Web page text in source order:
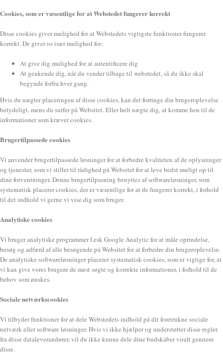
Cookies, som er væsentlige for at Webstedet fungerer korrekt
Disse cookies giver mulighed for at Webstedets vigtigste funktioner fungerer
korrekt. De giver os især mulighed for:
At give dig mulighed for at autentificere dig
At genkende dig, når du vender tilbage til webstedet, så du ikke skal
begynde forfra hver gang.
Hvis du nægter placeringen af disse cookies, kan det forringe din brugeroplevelse
betydeligt, mens du surfer på Websitet. Eller helt nægte dig, at komme hen til de
informationer som kræver cookies.
Brugertilpassede cookies
Vi anvender brugertilpassede løsninger for at forbedre kvaliteten af de oplysninger
og tjenester, som vi stiller til rådighed på Websitet for at leve bedst muligt op til
dine forventninger. Denne brugertilpasning benyttes af softwareløsninger, som
systematisk placerer cookies, der er væsentlige for at de fungerer korrekt, i forhold
til det indhold vi gerne vi vise dig som bruger.
Analytiske cookies
Vi bruger analytiske programmer f.esk Google Analytic for at måle oprindelse,
besøg og adfærd af alle besøgende på Websitet for at forbedre din brugeroplevelse.
De analytiske softwareløsninger placerer systematisk cookies, som er vigtige for, at
vi kan give vores brugere de mest søgte og korrekte informationer, i forhold til de
behov som ønskes.
Sociale netværkscookies
Vi tilbyder funktioner for at dele Webstedets indhold på dit foretrukne sociale
netværk eller software løsninger. Hvis vi ikke hjælper og understøtter disse regler
fra disse dataleverandører, vil du ikke kunne dele dine budskaber viralt gennem
disse.